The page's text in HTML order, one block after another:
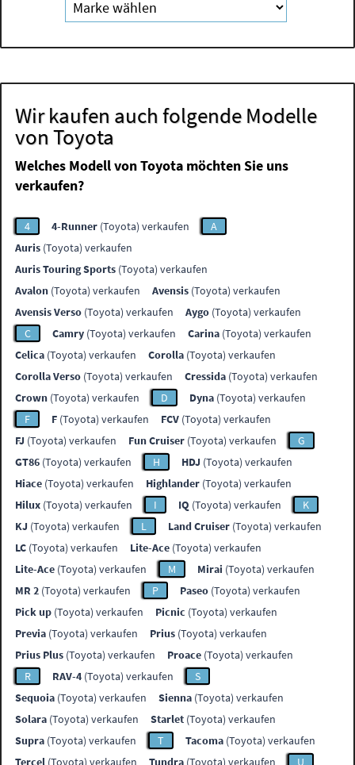
Wir kaufen auch folgende Modelle
von Toyota
Welches Modell von Toyota möchten Sie uns
verkaufen?
4 4-Runner (Toyota) verkaufen
A
Auris (Toyota) verkaufen
Auris Touring Sports (Toyota) verkaufen
Avalon (Toyota) verkaufen Avensis (Toyota) verkaufen
Avensis Verso (Toyota) verkaufen Aygo (Toyota) verkaufen
C
Camry (Toyota) verkaufen Carina (Toyota) verkaufen
Celica (Toyota) verkaufen Corolla (Toyota) verkaufen
Corolla Verso (Toyota) verkaufen Cressida (Toyota) verkaufen
Crown (Toyota) verkaufen D Dyna (Toyota) verkaufen
F
F (Toyota) verkaufen FCV (Toyota) verkaufen
FJ (Toyota) verkaufen Fun Cruiser (Toyota) verkaufen
G
GT86 (Toyota) verkaufen H HDJ (Toyota) verkaufen
Hiace (Toyota) verkaufen Highlander (Toyota) verkaufen
Hilux (Toyota) verkaufen I IQ (Toyota) verkaufen
K
KJ (Toyota) verkaufen L Land Cruiser (Toyota) verkaufen
LC (Toyota) verkaufen Lite-Ace (Toyota) verkaufen
Lite-Ace (Toyota) verkaufen M Mirai (Toyota) verkaufen
MR 2 (Toyota) verkaufen P Paseo (Toyota) verkaufen
Pick up (Toyota) verkaufen Picnic (Toyota) verkaufen
Previa (Toyota) verkaufen Prius (Toyota) verkaufen
Prius Plus (Toyota) verkaufen Proace (Toyota) verkaufen
R
RAV-4 (Toyota) verkaufen
S
Sequoia (Toyota) verkaufen Sienna (Toyota) verkaufen
Solara (Toyota) verkaufen Starlet (Toyota) verkaufen
Supra (Toyota) verkaufen T Tacoma (Toyota) verkaufen
Tercel (Toyota) verkaufen Tundra (Toyota) verkaufen
U